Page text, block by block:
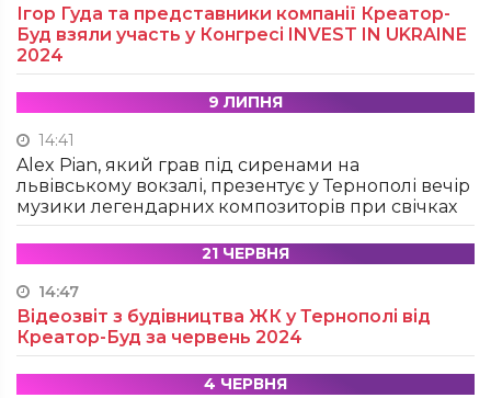
Ігор Гуда та представники компанії Креатор-
Буд взяли участь у Конгресі INVEST IN UKRAINE
2024
9 ЛИПНЯ
14:41
Alex Pian, який грав під сиренами на
львівському вокзалі, презентує у Тернополі вечір
музики легендарних композиторів при свічках
21 ЧЕРВНЯ
14:47
Відеозвіт з будівництва ЖК у Тернополі від
Креатор-Буд за червень 2024
4 ЧЕРВНЯ